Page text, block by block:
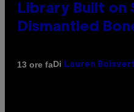
Library Built on
Dismantled
13 ore faDi Lauren Boisvert